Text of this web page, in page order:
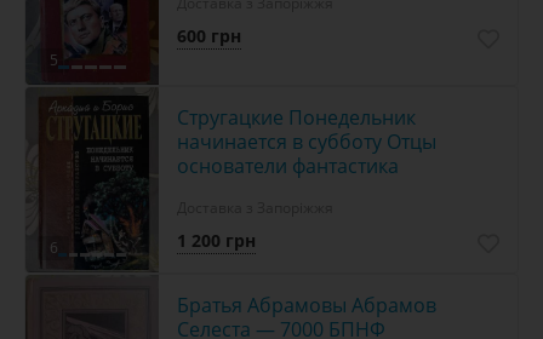
5
600 грн
6
Стругацкие Понедельник
начинается в субботу Отцы
основатели фантастика
1 200 грн
Братья Абрамовы Абрамов
Селеста — 7000 БПНФ